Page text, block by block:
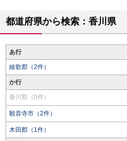
都道府県から検索：香川県
あ行
綾歌郡（2件）
か行
香川郡（0件）
観音寺市（2件）
木田郡（1件）